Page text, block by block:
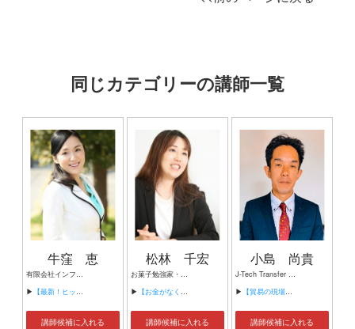
同じカテゴリーの講師一覧
牛窪 恵
有限会社インフィニティ 代表取締役 世代・トレンド評論家 立教大学大学院ビジネスデザイン研究科客員教授 マーケティングライター 同志社大学・創造経済研究センター「ビッグデータ解析研究会」部員 日本マネジメント学会、日本マーケティング学会会員
▶ 【最新！ヒットキーワードから読み解くビジネスチャンス】
講師候補に入れる
松林 千宏
お菓子勉強家・トレンドアナリスト
▶ 【お金がなくても大ヒット！10万個の実食から見えた「消費者心理を掴むお菓子の最新トレンド」】
講師候補に入れる
小島 尚貴
J-Tech Transfer and Trading 代表（輸出、国際技術移転事業） 共同通信社「政経懇話会」 講師 公益社団法人・福岡貿易会 アドバイザー 季刊『九州マーケティングアイズ』執筆陣（公益社団法人 日本マーケティング協会） 公益社団法人・国民文化研究会 会員 ㈱さくらTSY(旅行・東京) 取締役 福岡県よろず支援拠点 コーディネータ（輸出担当） 国産藺草農家を守る会(畳業界) 顧問 ㈱アリスコーポレーション 専属ランナー
▶ 【貿易の現場から見えてきた、日本経済の知られざるリスクとチャンス】
講師候補に入れる